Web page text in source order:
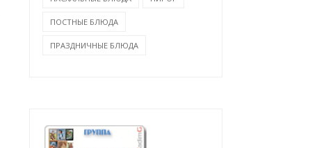
ПОСТНЫЕ БЛЮДА
ПРАЗДНИЧНЫЕ БЛЮДА